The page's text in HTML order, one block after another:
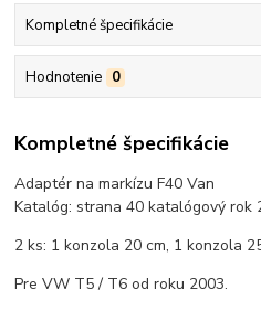
Kompletné špecifikácie
Hodnotenie 0
Kompletné špecifikácie
Adaptér na markízu F40 Van
Katalóg: strana 40 katalógový rok
2 ks: 1 konzola 20 cm, 1 konzola
Pre VW T5 / T6 od roku 2003.